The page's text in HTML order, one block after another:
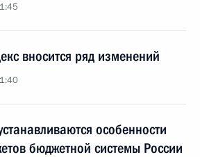
вносится ряд изменений
особенности
бюджетной системы России